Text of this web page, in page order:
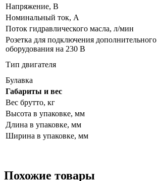
Напряжение, В
Номинальный ток, А
Поток гидравлического масла, л/мин
Розетка для подключения дополнительного
оборудования на 230 В
Тип двигателя
Булавка
Габариты и вес
Вес брутто, кг
Высота в упаковке, мм
Длина в упаковке, мм
Ширина в упаковке, мм
Похожие товары